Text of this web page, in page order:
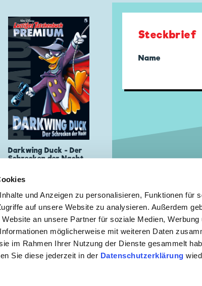
und Anzeigen zu personalisieren, Funktionen für
auf unsere Website zu analysieren. Außerdem
an unsere Partner für soziale Medien, Werbung
möglicherweise mit weiteren Daten
im Rahmen Ihrer Nutzung der Dienste gesammelt
Sie diese jederzeit in der Datenschutzerklärung
Darkwing Duck - Der
Schrecken der Nacht
Steckbrief
Name
NEWSLETTER ANMELDUNG